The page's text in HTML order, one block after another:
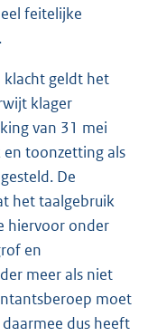
feitelijke
klacht geldt het
klager
van 31 mei
toonzetting als
De
het taalgebruik
hiervoor onder
en
meer als niet
moet
dus heeft